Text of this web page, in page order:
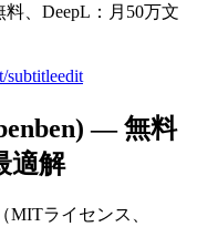
料、DeepL：月50万文
subtitleedit
— 無料
適解
MITライセンス、